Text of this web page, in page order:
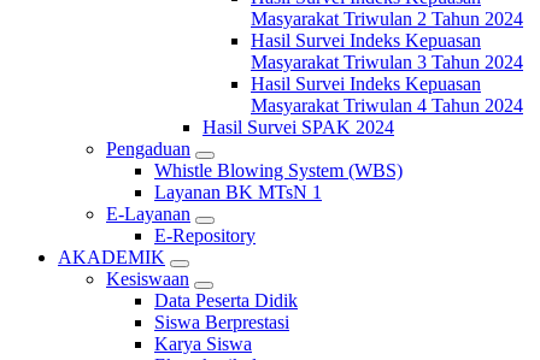
Masyarakat Triwulan 2 Tahun 2024
Hasil Survei Indeks Kepuasan
Masyarakat Triwulan 3 Tahun 2024
Hasil Survei Indeks Kepuasan
Masyarakat Triwulan 4 Tahun 2024
Hasil Survei SPAK 2024
Pengaduan
Whistle Blowing System (WBS)
Layanan BK MTsN 1
E-Layanan
E-Repository
AKADEMIK
Kesiswaan
Data Peserta Didik
Siswa Berprestasi
Karya Siswa